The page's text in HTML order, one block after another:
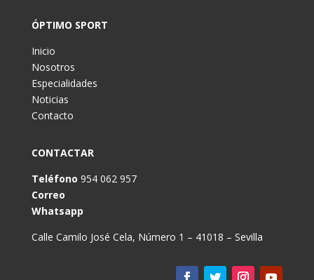
ÓPTIMO SPORT
Inicio
Nosotros
Especialidades
Noticias
Contacto
CONTACTAR
Teléfono 954 062 957
Correo
Whatsapp
Calle Camilo José Cela, Número 1 – 41018 – Sevilla